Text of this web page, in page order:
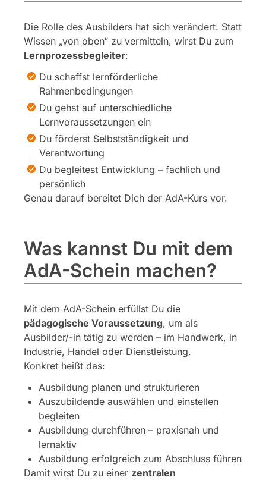
Die Rolle des Ausbilders hat sich verändert. Statt
Wissen „von oben“ zu vermitteln, wirst Du zum
Lernprozessbegleiter:
Du schaffst lernförderliche
Rahmenbedingungen
Du gehst auf unterschiedliche
Lernvoraussetzungen ein
Du förderst Selbstständigkeit und
Verantwortung
Du begleitest Entwicklung – fachlich und
persönlich
Genau darauf bereitet Dich der AdA-Kurs vor.
Was kannst Du mit dem
AdA-Schein machen?
Mit dem AdA-Schein erfüllst Du die
pädagogische Voraussetzung, um als
Ausbilder/-in tätig zu werden – im Handwerk, in
Industrie, Handel oder Dienstleistung.
Konkret heißt das:
Ausbildung planen und strukturieren
Auszubildende auswählen und einstellen
begleiten
Ausbildung durchführen – praxisnah und
lernaktiv
Ausbildung erfolgreich zum Abschluss führen
Damit wirst Du zu einer zentralen